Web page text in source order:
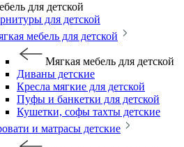
для детской
для детской
мебель для детской
Мягкая мебель для детской
Диваны детские
Кресла мягкие для детской
Пуфы и банкетки для детской
Кушетки, софы тахты детские
и матрасы детские